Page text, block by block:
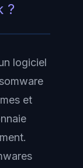
?
logiciel
et